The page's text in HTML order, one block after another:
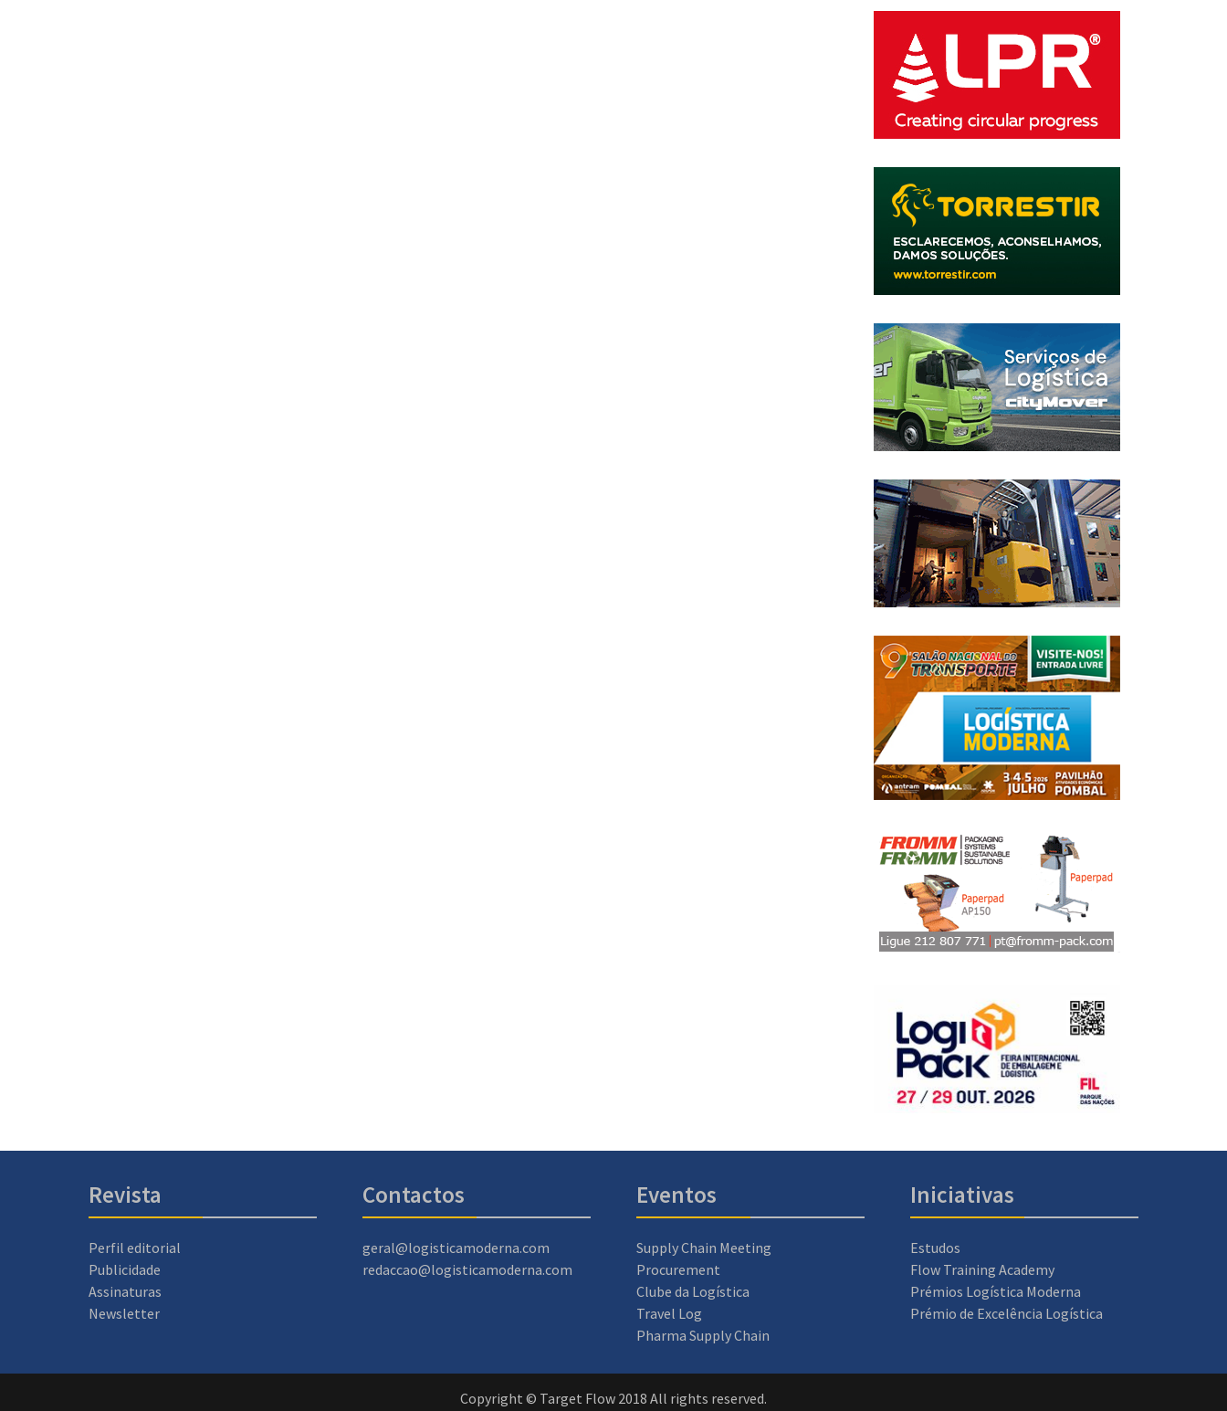
Revista
Perfil editorial
Publicidade
Assinaturas
Newsletter
Contactos
geral@logisticamoderna.com
redaccao@logisticamoderna.com
Eventos
Supply Chain Meeting
Procurement
Clube da Logística
Travel Log
Pharma Supply Chain
Iniciativas
Estudos
Flow Training Academy
Prémios Logística Moderna
Prémio de Excelência Logística
Copyright © Target Flow 2018 All rights reserved.